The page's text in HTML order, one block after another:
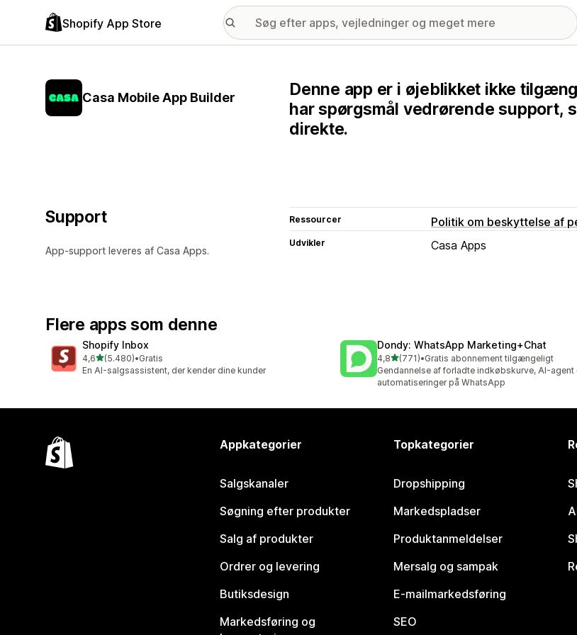
Shopify App Store
Casa Mobile App Builder
Denne app er i øjeblikket ikke
har spørgsmål vedrørende support,
direkte.
Support
App-support leveres af Casa Apps.
Ressourcer Politik om beskyttelse af
Udvikler Casa Apps
Flere apps som denne
Shopify Inbox
4,6ud af 5 stjerner
(5.480)
5480 anmeldelser i alt
•Gratis
En AI-salgsassistent, der kender dine kunder
Dondy: WhatsApp Marketing+Chat
4,8ud af 5 stjerner
(771)
771 anmeldelser i alt
•Gratis abonnement tilgængeligt
Gendannelse af forladte indkøbskurve, AI-agent
automatiseringer på WhatsApp
Appkategorier
Salgskanaler
Søgning efter produkter
Salg af produkter
Ordrer og levering
Butiksdesign
Markedsføring og
Topkategorier
Dropshipping
Markedspladser
Produktanmeldelser
Mersalg og sampak
E-mailmarkedsføring
SEO